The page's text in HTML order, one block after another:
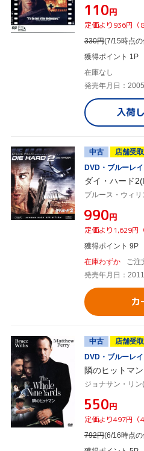
¥110円
定価より936円（
330円(7/15時点
獲得ポイント 1P
在庫なし
発売年月日：
入荷
中古
店舗受
DVD・ブルーレイ
ダイ・ハード
¥990円
定価より1,629円
獲得ポイント 9P
在庫わずか
ご注
発売年月日：
カ
中古
店舗受
DVD・ブルーレイ
隣のヒットマン
¥550円
定価より497円（
792円(6/16時点